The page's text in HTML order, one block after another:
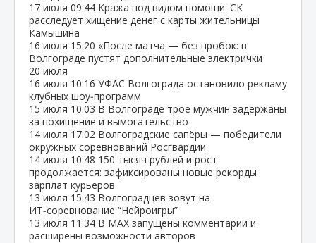
17 июля 09:44 Кража под видом помощи: СК
расследует хищение денег с карты жительницы
Камышина
16 июля 15:20 «После матча — без пробок: в
Волгограде пустят дополнительные электрички
20 июля
16 июля 10:16 УФАС Волгограда остановило рекламу
клубных шоу‑программ
15 июля 10:03 В Волгограде трое мужчин задержаны
за похищение и вымогательство
14 июля 17:02 Волгоградские сапёры — победители
окружных соревнований Росгвардии
14 июля 10:48 150 тысяч рублей и рост
продолжается: зафиксированы новые рекорды
зарплат курьеров
13 июля 15:43 Волгоградцев зовут на
ИТ‑соревнование “Нейроигры”
13 июля 11:34 В МАХ запущены комментарии и
расширены возможности авторов